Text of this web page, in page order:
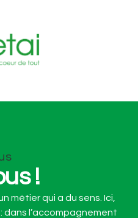
!
métier qui a du sens. Ici,
dans l’accompagnement